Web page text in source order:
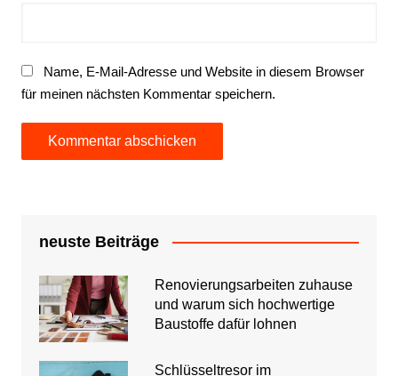
Name, E-Mail-Adresse und Website in diesem Browser
für meinen nächsten Kommentar speichern.
neuste Beiträge
Renovierungsarbeiten zuhause
und warum sich hochwertige
Baustoffe dafür lohnen
Schlüsseltresor im